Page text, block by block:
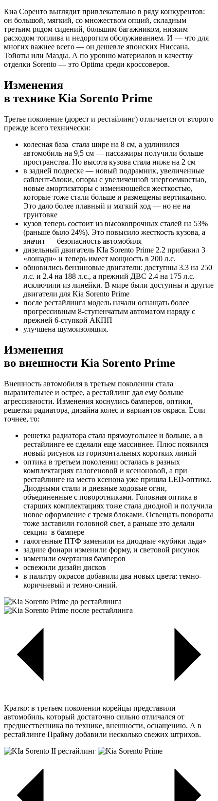
Киа Соренто выглядит привлекательно в ряду конкурентов:
он большой, мягкий, со множеством опций, складным
третьим рядом сидений, большим багажником, низким
расходом топлива и недорогим обслуживанием. И — что для
многих важнее всего — он дешевле японских Ниссана,
Тойоты или Мазды. А по уровню материалов и качеству
отделки Sorento — это Optima среди кроссоверов.
Изменения
в технике Kia Sorento Prime
Третье поколение (дорест и рестайлинг) отличается от второго
прежде всего технически:
колесная база стала шире на 8 см, а удлинился
автомобиль на 9,5 см — пассажиры получили больше
пространства. Но высота кузова стала ниже на 2 см
в задней подвеске — новый подрамник, увеличенные
сайлент-блоки, опоры с увеличенной энергоемкостью,
новые амортизаторы с изменяющейся жесткостью,
которые тоже стали больше и размещены вертикально.
Это дало более плавный и мягкий ход — но не на
грунтовке
кузов теперь состоит из высокопрочных сталей на 53%
(раньше было 24%). Это повысило жесткость кузова, а
значит — безопасность автомобиля
дизельный двигатель KIa Sorento Prime 2.2 прибавил 3
«лошади» и теперь имеет мощность в 200 л.с.
обновились бензиновые двигатели: доступны 3.3 на 250
л.с. и 2.4 на 188 л.с., а прежний ДВС 2.4 на 175 л.с.
исключили из линейки. В мире были доступны и другие
двигатели для Kia Sorento Prime
после рестайлинга модель начали оснащать более
прогрессивным 8-ступенчатым автоматом наряду с
прежней 6-ступкой АКПП
улучшена шумоизоляция.
Изменения
во внешности Kia Sorento Prime
Внешность автомобиля в третьем поколении стала
выразительнее и острее, а рестайлинг дал ему больше
агрессивности. Изменения коснулись бамперов, оптики,
решетки радиатора, дизайна колес и вариантов окраса. Если
точнее, то:
решетка радиатора стала прямоугольнее и больше, а в
рестайлинге ее сделали еще массивнее. Плюс появился
новый рисунок из горизонтальных коротких линий
оптика в третьем поколении осталась в разных
комплектациях галогеновой и ксеноновой, а при
рестайлинге на место ксенона уже пришла LED-оптика.
Диодными стали и дневные ходовые огни,
объединенные с поворотниками. Головная оптика в
старших комплектациях тоже стала диодной и получила
новое оформление с тремя блоками. Освещать повороты
тоже заставили головной свет, а раньше это делали
секции в бампере
галогенные ПТФ заменили на диодные «кубики льда»
задние фонари изменили форму, и световой рисунок
изменили очертания бамперов
освежили дизайн дисков
в палитру окрасов добавили два новых цвета: темно-
коричневый и темно-синий.
Кратко: в третьем поколении корейцы представили
автомобиль, который достаточно сильно отличался от
предшественника по технике, внешности, оснащению. А в
рестайлинге Прайму добавили несколько свежих штрихов.